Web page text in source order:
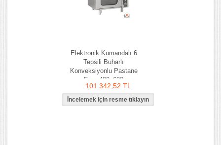
Elektronik Kumandalı 6
Tepsili Buharlı
Konveksiyonlu Pastane
Fırın 400x600
101.342,52 TL